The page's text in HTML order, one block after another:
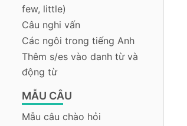
few, little)
Câu nghi vấn
Các ngôi trong tiếng Anh
Thêm s/es vào danh từ và
động từ
MẪU CÂU
Mẫu câu chào hỏi